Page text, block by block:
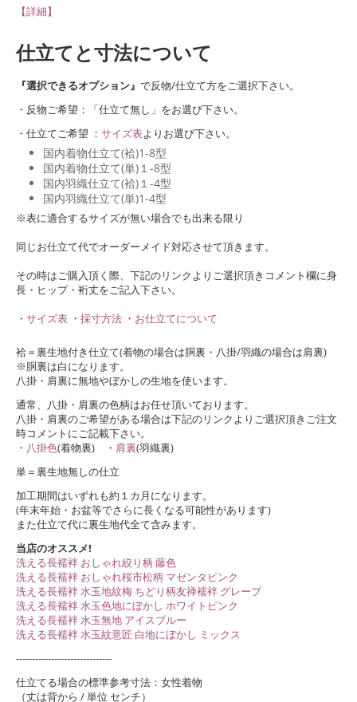
【詳細】
仕立てと寸法について
『選択できるオプション』 で反物/仕立て方をご選択下さい。
・反物ご希望：「仕立て無し」をお選び下さい。
・仕立てご希望 ： サイズ表よりお選び下さい。
国内着物仕立て(袷)1-8型
国内着物仕立て(単)１-8型
国内羽織仕立て(袷)１-4型
国内羽織仕立て(単)1-4型
※表に適合するサイズが無い場合でも出来る限り
同じお仕立て代でオーダーメイド対応させて頂きます。
その時はご購入頂く際、下記のリンクよりご選択頂きコメント欄に身
長・ヒップ・裄丈をご記入下さい。
・ サイズ表 ・ 採寸方法 ・ お仕立てについて
袷＝裏生地付き仕立て(着物の場合は胴裏・八掛/羽織の場合は肩裏)
※胴裏は白になります。
八掛・肩裏に無地やぼかしの生地を使います。
通常、八掛・肩裏の色柄はお任せ頂いております。
八掛・肩裏のご希望がある場合は下記のリンクよりご選択頂きご注文
時コメントにご記載下さい。
・ 八掛色(着物裏) ・ 肩裏(羽織裏)
単＝裏生地無しの仕立
加工期間はいずれも約１カ月になります。
(年末年始・お盆等でさらに長くなる可能性があります)
また仕立て代に裏生地代全て含みます。
当店のオススメ!
洗える長襦袢 おしゃれ絞り柄 藤色
洗える長襦袢 おしゃれ桜市松柄 マゼンタピンク
洗える長襦袢 水玉地紋梅 ちどり柄友禅襦袢 グレープ
洗える長襦袢 水玉色地にぼかし ホワイトピンク
洗える長襦袢 水玉無地 アイスブルー
洗える長襦袢 水玉紋意匠 白地にぼかし ミックス
------------------------------
仕立てる場合の標準参考寸法：女性着物
（丈は背から / 単位 センチ）